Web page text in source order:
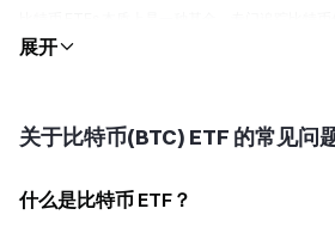
在传统交易所挂牌交易。投资人购买 ETFs 股份后
格曝光，而不需要直接拥有比特币。
- 投资标的是比特币期货合约，而非现货。
2. 比特币现货 ETFs
关于比特币(BTC) ETF 的常见问
什么是比特币 ETF？